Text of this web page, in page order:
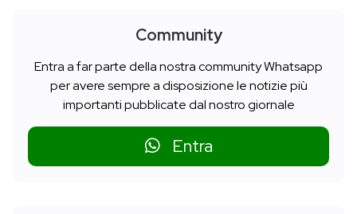
Community
Entra a far parte della nostra community Whatsapp
per avere sempre a disposizione le notizie più
importanti pubblicate dal nostro giornale
Entra